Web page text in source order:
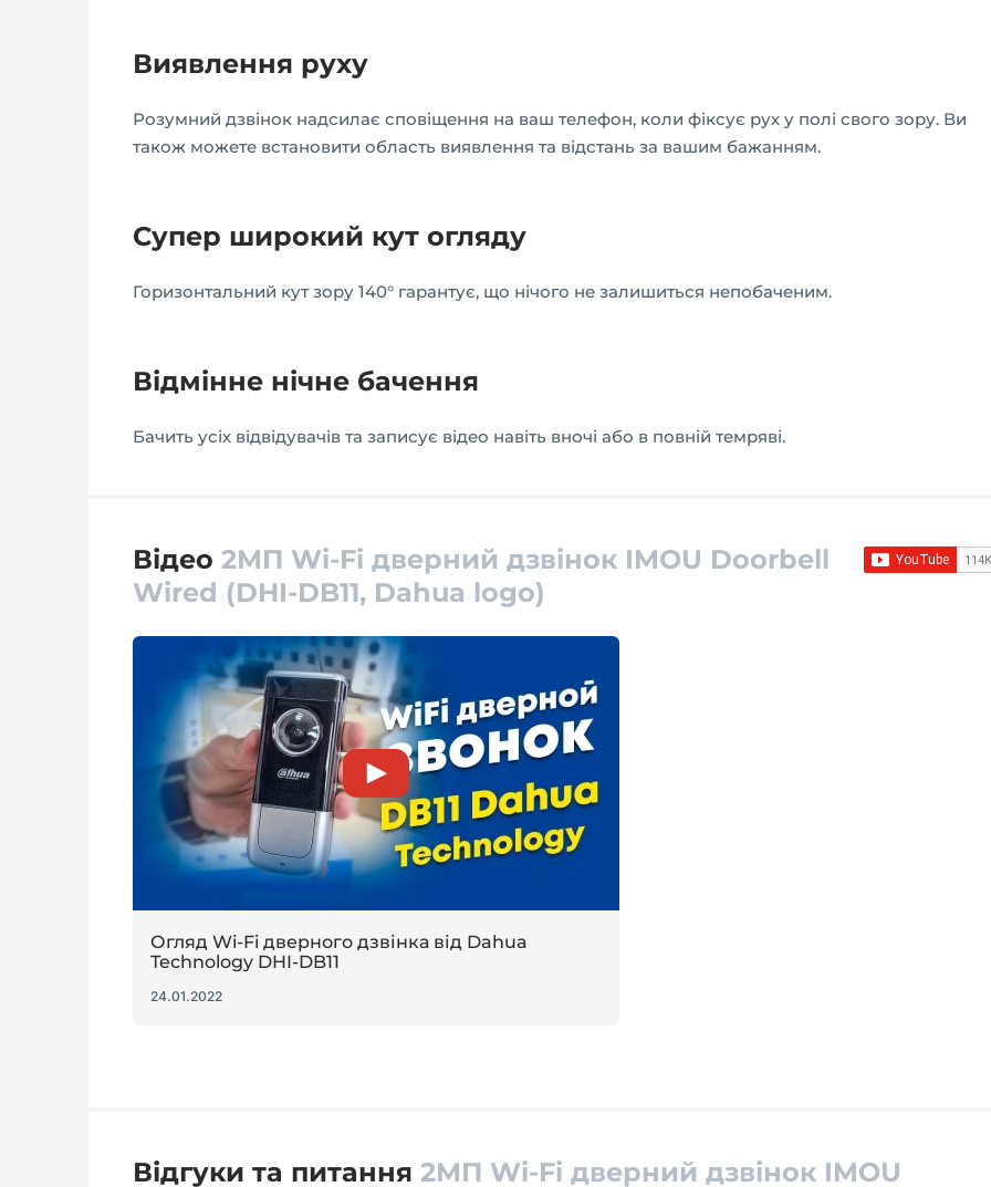
Виявлення руху
Розумний дзвінок надсилає сповіщення на ваш телефон, коли фіксує рух у полі свого зору. Ви
також можете встановити область виявлення та відстань за вашим бажанням.
Супер широкий кут огляду
Горизонтальний кут зору 140° гарантує, що нічого не залишиться непобаченим.
Відмінне нічне бачення
Бачить усіх відвідувачів та записує відео навіть вночі або в повній темряві.
Відео 2МП Wi-Fi дверний дзвінок IMOU Doorbell
Wired (DHI-DB11, Dahua logo)
Огляд Wi-Fi дверного дзвінка від Dahua
Technology DHI-DB11
24.01.2022
Відгуки та питання 2МП Wi-Fi дверний дзвінок IMOU